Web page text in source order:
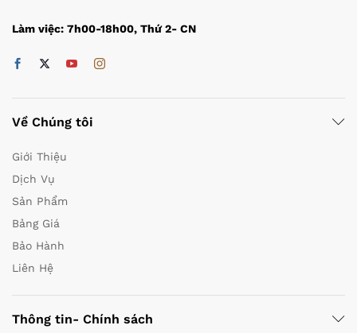
Làm việc: 7h00-18h00, Thứ 2- CN
Về Chúng tôi
Giới Thiệu
Dịch Vụ
Sản Phẩm
Bảng Giá
Bảo Hành
Liên Hệ
Thông tin- Chính sách